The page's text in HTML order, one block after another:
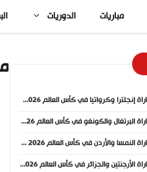
مباريات الدوريات
موعد مباراة إنجلترا وكرواتيا في كأس العالم 2026 والقنوات الناقلة
موعد مباراة البرتغال والكونغو في كأس العالم 2026 والقنوات الناقلة
موعد مباراة النمسا والأردن في كأس العالم 2026 والقنوات الناقلة
موعد مباراة الأرجنتين والجزائر في كأس العالم 2026 والقنوات الناقلة